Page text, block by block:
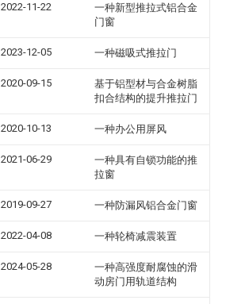
2022-11-22
一种新型推拉式铝合金
门窗
2023-12-05 一种磁吸式推拉门
2020-09-15
基于铝型材与合金树脂
扣合结构的提升推拉门
2020-10-13 一种办公用屏风
2021-06-29
一种具有自锁功能的推
拉窗
2019-09-27 一种防漏风铝合金门窗
2022-04-08 一种轮椅减震装置
2024-05-28
一种高强度耐腐蚀的滑
动房门用轨道结构